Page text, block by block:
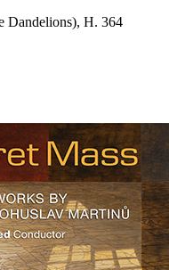
Dandelions), H. 364